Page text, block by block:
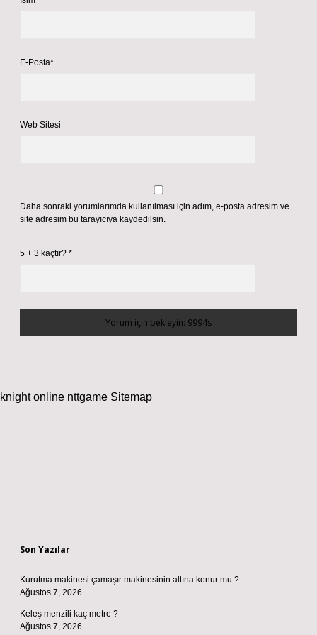
E-Posta*
Web Sitesi
Daha sonraki yorumlarımda kullanılması için adım, e-posta adresim ve
site adresim bu tarayıcıya kaydedilsin.
5 + 3 kaçtır? *
knight online nttgame Sitemap
Son Yazılar
Kurutma makinesi çamaşır makinesinin altına konur mu ?
Ağustos 7, 2026
Keleş menzili kaç metre ?
Ağustos 7, 2026